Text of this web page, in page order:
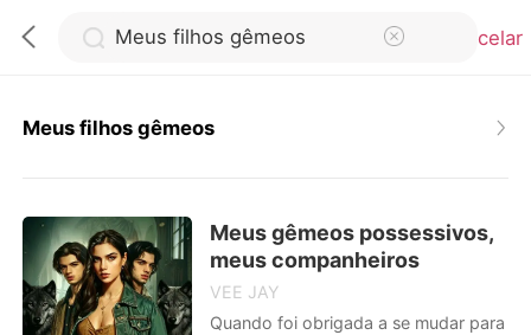
Cancelar
Loja
Histórico
Meus filhos gêmeos
Meus gêmeos possessivos,
meus companheiros
VEE JAY
Quando foi obrigada a se mudar para